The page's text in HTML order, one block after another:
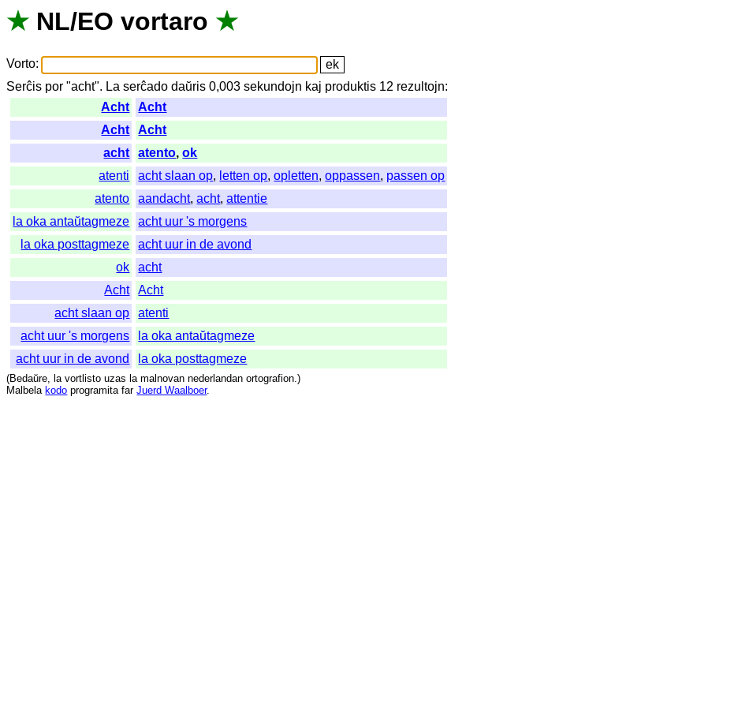
★ NL/EO vortaro ★
Vorto:
Serĉis por "acht". La serĉado daŭris 0,003sekundojn kaj produktis 12 rezultojn:
Acht
Acht
Acht
Acht
acht
atento,ok
atenti
acht slaan op, letten op,opletten,oppassen, passen op
atento
aandacht,acht,attentie
la oka antaŭtagmeze
acht uur 's morgens
la oka posttagmeze
acht uur in de avond
ok
acht
Acht
Acht
acht slaan op
atenti
acht uur 's morgens
la oka antaŭtagmeze
acht uur in de avond
la oka posttagmeze
(Bedaŭre, la vortlisto uzas la malnovan nederlandan ortografion.)
Malbela kodo programita far Juerd Waalboer.